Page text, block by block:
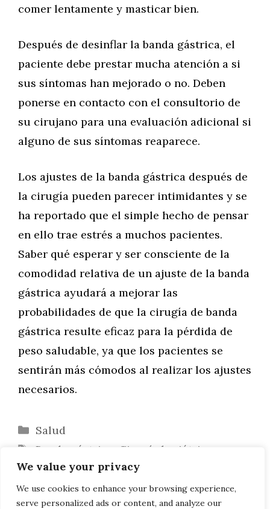
We value your privacy
We use cookies to enhance your browsing experience,
serve personalized ads or content, and analyze our
comer lentamente y masticar bien.
Después de desinflar la banda gástrica, el
paciente debe prestar mucha atención a si
sus síntomas han mejorado o no. Deben
ponerse en contacto con el consultorio de
su cirujano para una evaluación adicional si
alguno de sus síntomas reaparece.
Los ajustes de la banda gástrica después de
la cirugía pueden parecer intimidantes y se
ha reportado que el simple hecho de pensar
en ello trae estrés a muchos pacientes.
Saber qué esperar y ser consciente de la
comodidad relativa de un ajuste de la banda
gástrica ayudará a mejorar las
probabilidades de que la cirugía de banda
gástrica resulte eficaz para la pérdida de
peso saludable, ya que los pacientes se
sentirán más cómodos al realizar los ajustes
necesarios.
Categorías
Salud
Etiquetas
Banda gástrica Cirugía bariátrica
Cirugía de la obesidad,
Ejercicio después de la cirugía bariátrica